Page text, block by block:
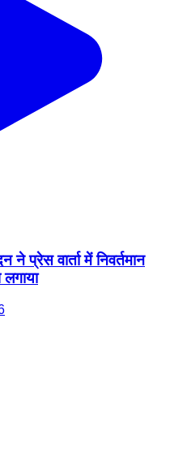
प्रेस वार्ता में निवर्तमान